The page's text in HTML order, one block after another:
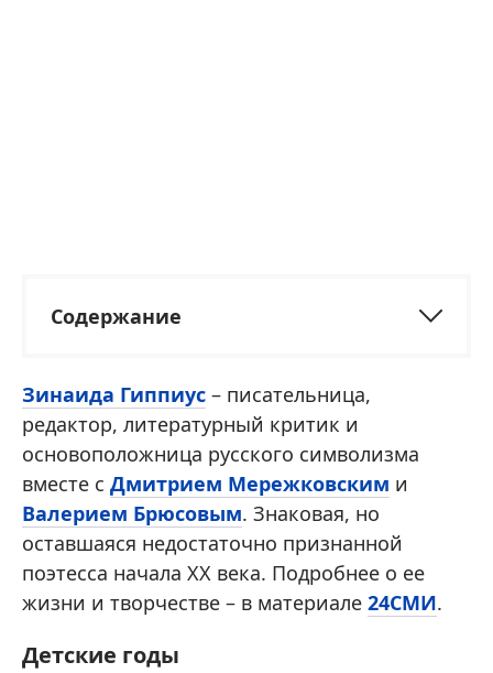
Содержание
Зинаида Гиппиус – писательница,
редактор, литературный критик и
основоположница русского символизма
вместе с Дмитрием Мережковским и
Валерием Брюсовым. Знаковая, но
оставшаяся недостаточно признанной
поэтесса начала XX века. Подробнее о ее
жизни и творчестве – в материале 24СМИ.
Детские годы